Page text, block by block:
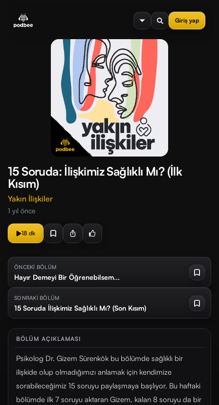
Giriş yap
menu
15 Soruda: İlişkimiz Sağlıklı Mı? (İlk
Kısım)
Yakın İlişkiler
1 yıl önce
18 dk
ÖNCEKİ BÖLÜM
Hayır Demeyi Bir Öğrenebilsem...
SONRAKİ BÖLÜM
15 Soruda İlişkimiz Sağlıklı Mı? (Son Kısım)
BÖLÜM AÇIKLAMASI
Psikolog Dr. Gizem Sürenkök bu bölümde sağlıklı bir
ilişkide olup olmadığımızı anlamak için kendimize
sorabileceğimiz 15 soruyu paylaşmaya başlıyor. Bu haftaki
bölümde ilk 7 soruyu aktaran Gizem, kalan 8 soruyu da bir